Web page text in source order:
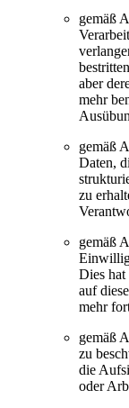
gemäß
aber
mehr
gemäß
Daten,
zu
gemäß
Dies hat
auf
mehr
gemäß
zu
die
oder